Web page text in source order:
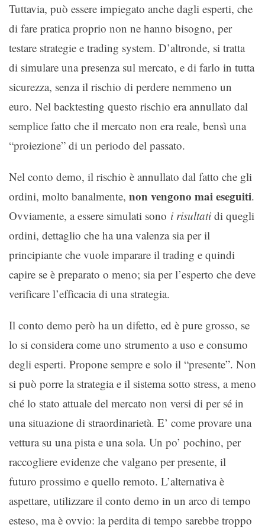
Tuttavia, può essere impiegato anche dagli esperti, che
di fare pratica proprio non ne hanno bisogno, per
testare strategie e trading system. D’altronde, si tratta
di simulare una presenza sul mercato, e di farlo in tutta
sicurezza, senza il rischio di perdere nemmeno un
euro. Nel backtesting questo rischio era annullato dal
semplice fatto che il mercato non era reale, bensì una
“proiezione” di un periodo del passato.
Nel conto demo, il rischio è annullato dal fatto che gli
ordini, molto banalmente, non vengono mai eseguiti.
Ovviamente, a essere simulati sono i risultati di quegli
ordini, dettaglio che ha una valenza sia per il
principiante che vuole imparare il trading e quindi
capire se è preparato o meno; sia per l’esperto che deve
verificare l’efficacia di una strategia.
Il conto demo però ha un difetto, ed è pure grosso, se
lo si considera come uno strumento a uso e consumo
degli esperti. Propone sempre e solo il “presente”. Non
si può porre la strategia e il sistema sotto stress, a meno
ché lo stato attuale del mercato non versi di per sé in
una situazione di straordinarietà. E’ come provare una
vettura su una pista e una sola. Un po’ pochino, per
raccogliere evidenze che valgano per presente, il
futuro prossimo e quello remoto. L’alternativa è
aspettare, utilizzare il conto demo in un arco di tempo
esteso, ma è ovvio: la perdita di tempo sarebbe troppo